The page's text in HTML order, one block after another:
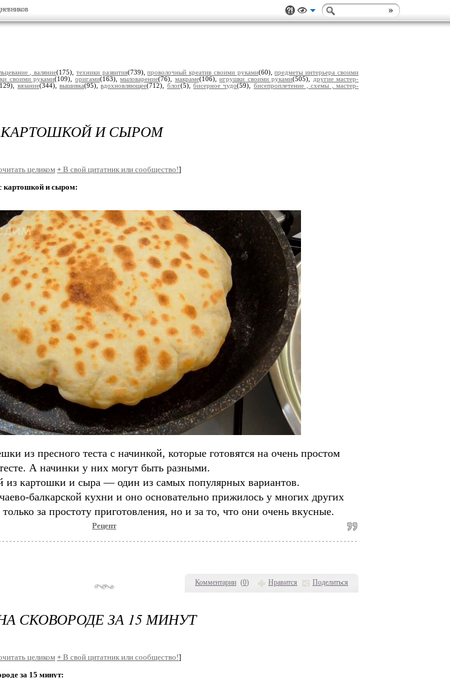
, валяние(175), техники развития(739),проволочный креатив своими руками(60),предметы интерьера своими
своими руками(109), оригами(163),мыловарение(76), макраме(106),игрушки своими руками(505),
другие мастер-
вязание(344),вышивка(95),вдохновляющее(712), блог(5),бисерное чудо(59), бисепроплетение , схемы , мастер-
Комментарии (0) Нравится Поделиться
И СЫРОМ
целиком+ В свой цитатник или сообщество!]
картошкой и сыром:
из пресного теста с начинкой, которые готовятся на очень простом
А начинки у них могут быть разными.
картошки и сыра — один из самых популярных вариантов.
балкарской кухни и оно основательно прижилось у многих других
за простоту приготовления, но и за то, что они очень вкусные.
Рецепт
СКОВОРОДЕ ЗА 15 МИНУТ
целиком+ В свой цитатник или сообщество!]
за 15 минут: